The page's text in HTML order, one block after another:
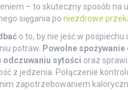
– to skuteczny sposób na
sięgania po niezdrowe
o to, by nie jeść w pośpiechu
potraw. Powolne spożywanie
odczuwaniu sytości oraz
z jedzenia. Połączenie
zapotrzebowaniem